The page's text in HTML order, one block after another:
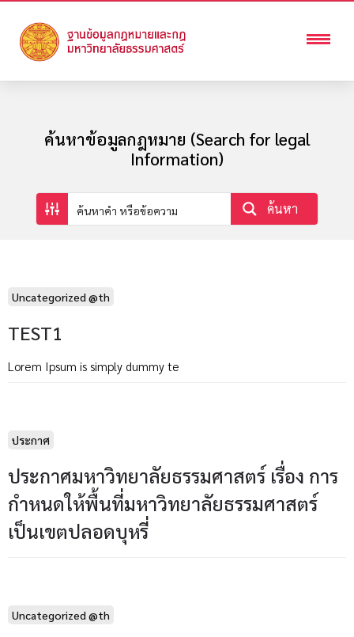
ค้นหาข้อมูลกฎหมาย (Search for legal
Information)
ค้นหา
Uncategorized @th
TEST1
Lorem Ipsum is simply dummy te
ประกาศ
ประกาศมหาวิทยาลัยธรรมศาสตร์ เรื่อง การ
กำหนดให้พื้นที่มหาวิทยาลัยธรรมศาสตร์
เป็นเขตปลอดบุหรี่
Uncategorized @th